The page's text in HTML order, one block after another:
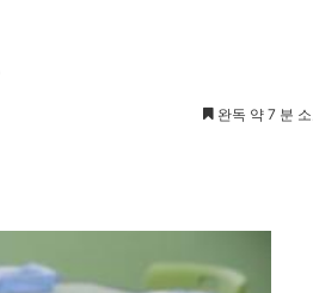
완독 약 7 분 소